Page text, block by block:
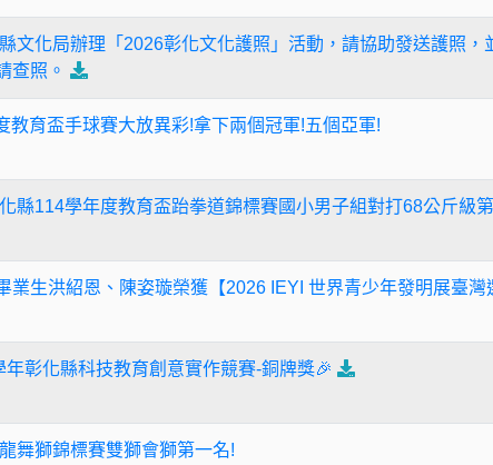
文化局辦理「2026彰化文化護照」活動，請協助發送護照，
查照。
教育盃手球賽大放異彩!拿下兩個冠軍!五個亞軍!
縣114學年度教育盃跆拳道錦標賽國小男子組對打68公斤級
業生洪紹恩、陳姿璇榮獲【2026 IEYI 世界青少年發明展臺灣
年彰化縣科技教育創意實作競賽-銅牌獎🎉
舞獅錦標賽雙獅會獅第一名!